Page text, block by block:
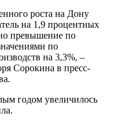
роста на Дону
на 1,9 процентных
превышение по
по
на 3,3%, –
Сорокина в пресс-
годом увеличилось